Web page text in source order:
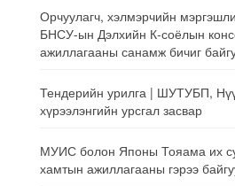
Орчуулагч, хэлмэрчийн
БНСУ-ын Дэлхийн К-соёлын
ажиллагааны санамж бичиг
Тендерийн урилга | ШУТУБП,
хүрээлэнгийн урсгал засвар
МУИС болон Японы Тояама их
хамтын ажиллагааны гэрээ